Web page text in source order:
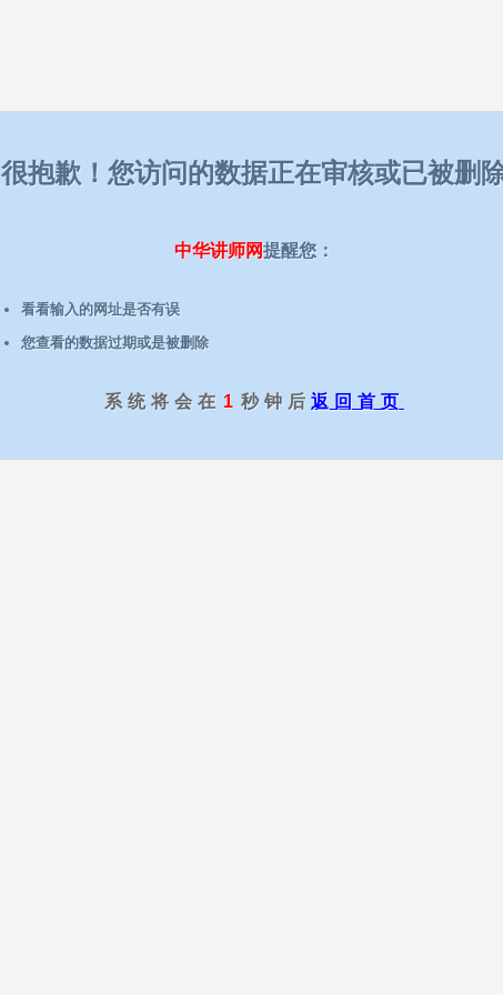
很抱歉！您访问的数据正在审核或已被删
中华讲师网提醒您：
看看输入的网址是否有误
您查看的数据过期或是被删除
系统将会在 1 秒钟后 返回首页